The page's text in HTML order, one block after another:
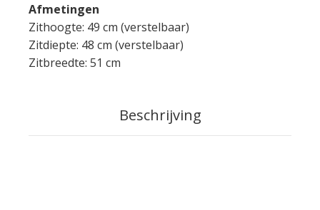
Afmetingen
Zithoogte: 49 cm (verstelbaar)
Zitdiepte: 48 cm (verstelbaar)
Zitbreedte: 51 cm
Beschrijving